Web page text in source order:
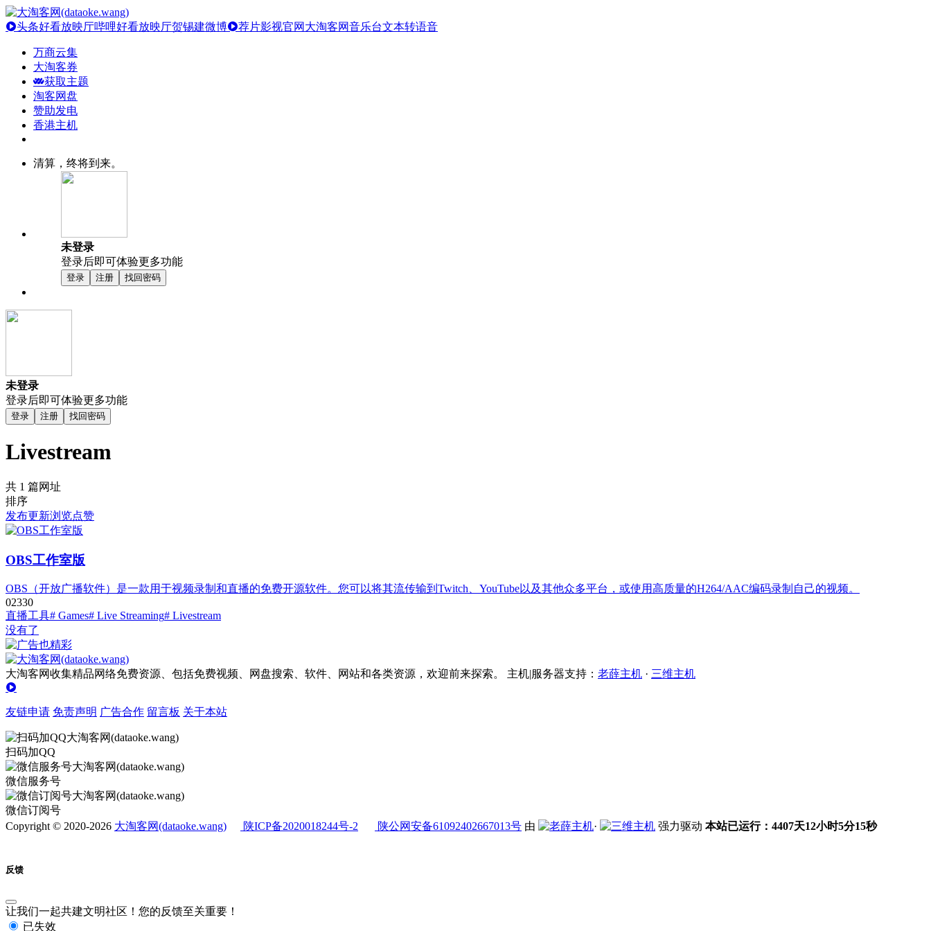
头条好看放映厅哔哩好看放映厅贺锡建微博 荐片影视官网 大淘客网音乐台文本转语音
万商云集
大淘客券
获取主题
淘客网盘
赞助发电
香港主机
清算，终将到来。
未登录
登录后即可体验更多功能
登录 注册 找回密码
未登录
登录后即可体验更多功能
登录 注册 找回密码
Livestream
共 1 篇网址
排序
发布更新浏览点赞
OBS工作室版
OBS（开放广播软件）是一款用于视频录制和直播的免费开源软件。您可以将其流传输到Twitch、YouTube以及其他众多平台，或使用高质量的H264/AAC编码录制自己的视频。
02330
直播工具# Games# Live Streaming# Livestream
没有了
大淘客网收集精品网络免费资源、包括免费视频、网盘搜索、软件、网站和各类资源，欢迎前来探索。 主机|服务器支持： 老薛主机 · 三维主机
友链申请 免责声明 广告合作 留言板 关于本站
扫码加QQ
微信服务号
微信订阅号
Copyright © 2020-2026 大淘客网(dataoke.wang) 陕ICP备2020018244号-2 陕公网安备61092402667013号 由 · 强力驱动 本站已运行：4407天12小时5分15秒
反馈
让我们一起共建文明社区！您的反馈至关重要！
已失效